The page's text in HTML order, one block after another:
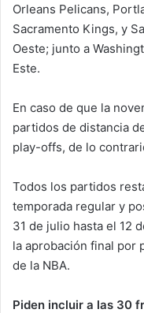
Orleans Pelicans,
Sacramento Kings, y
Oeste; junto a
Este.
En caso de que la
partidos de distancia
play-offs, de lo
Todos los partidos
temporada regular y
31 de julio hasta el 12
la aprobación final por
de la NBA.
Piden incluir a las 30